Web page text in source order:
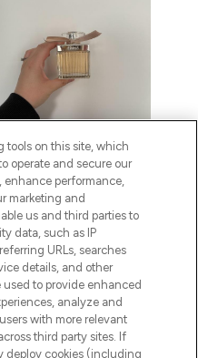
tools on this site, which
operate and secure our
enhance performance,
marketing and
us and third parties to
data, such as IP
URLs, searches
details, and other
to provide enhanced
analyze and
with more relevant
third party sites. If
deploy cookies (including